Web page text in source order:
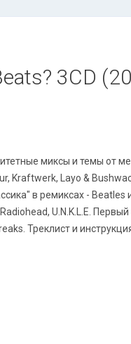
3CD
миксы и темы от
Kraftwerk, Layo &
в ремиксах - Beatles
U.N.K.L.E.
Треклист и